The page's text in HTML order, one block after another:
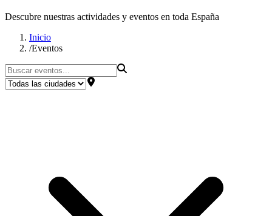
Descubre nuestras actividades y eventos en toda España
Inicio
/Eventos